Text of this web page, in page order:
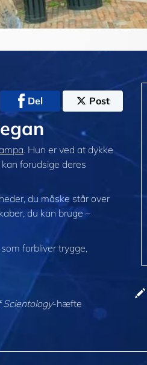
Del Post
. Hun er ved at dykke
forudsige deres
du måske står over
du kan bruge –
forbliver trygge,
Scientology-hæfte